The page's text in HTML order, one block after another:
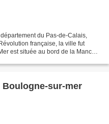
du Pas-de-Calais,
française, la ville fut
est située au bord de la Manche,
sur-mer